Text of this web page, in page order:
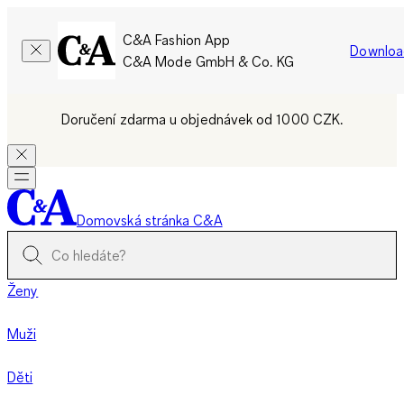
C&A Fashion App
C&A Mode GmbH & Co. KG
Doručení zdarma u objednávek od 1000 CZK.
Domovská stránka C&A
Ženy
Muži
Děti